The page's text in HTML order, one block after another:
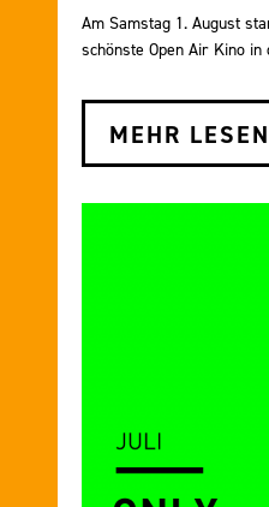
Am Samstag 1. August
schönste Open Air Kino in
MEHR LESEN